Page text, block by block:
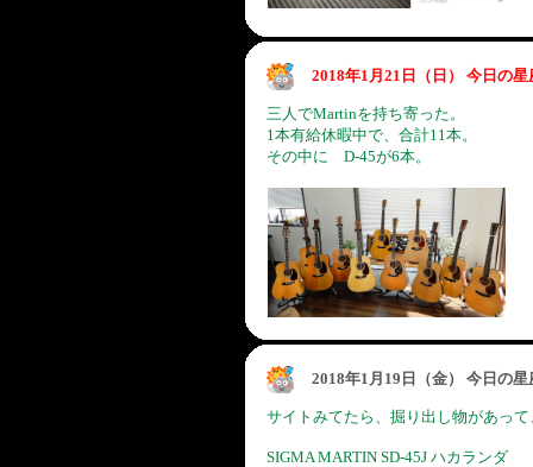
2018年1月21日（日） 今日の
三人でMartinを持ち寄った。
1本有給休暇中で、合計11本。
その中に D-45が6本。
2018年1月19日（金） 今日の
サイトみてたら、掘り出し物があっ
SIGMA MARTIN SD-45J ハカランダ